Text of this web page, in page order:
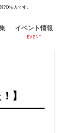
法人です。
イベント情報
EVENT
】